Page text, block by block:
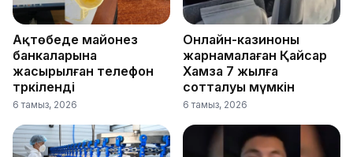
Ақтөбеде майонез
банкаларына
жасырылған телефон
тәркіленді
6 тамыз, 2026
Онлайн-казиноны
жарнамалаған Қайсар
Хамза 7 жылға
сотталуы мүмкін
6 тамыз, 2026